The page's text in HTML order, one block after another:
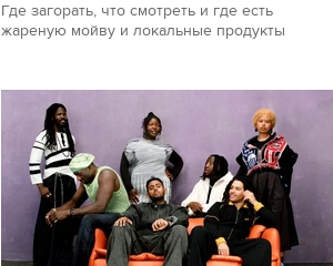
Где загорать, что смотреть и где есть
жареную мойву и локальные продукты